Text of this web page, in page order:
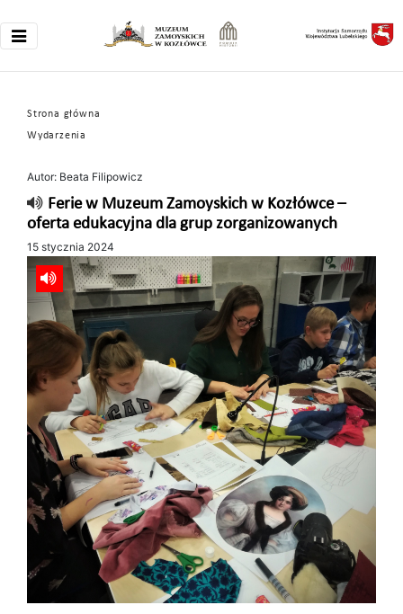
Strona główna
Wydarzenia
Autor: Beata Filipowicz
Ferie w Muzeum Zamoyskich w Kozłówce –
oferta edukacyjna dla grup zorganizowanych
15 stycznia 2024